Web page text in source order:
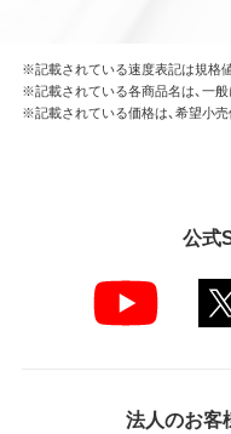
※記載されている速度表記は規格
※記載されている各商品名は、一
※記載されている価格は、希望小売
公式
法人のお客